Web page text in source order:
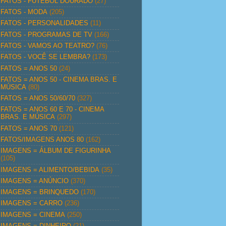
FATOS - MODA (205)
FATOS - PERSONALIDADES (11)
FATOS - PROGRAMAS DE TV (166)
FATOS - VAMOS AO TEATRO? (76)
FATOS - VOCÊ SE LEMBRA? (173)
FATOS = ANOS 50 (24)
FATOS = ANOS 50 - CINEMA BRAS. E
MÚSICA (80)
FATOS = ANOS 50/60/70 (327)
FATOS = ANOS 60 E 70 - CINEMA
BRAS. E MÚSICA (297)
FATOS = ANOS 70 (121)
FATOS/IMAGENS ANOS 80 (162)
IMAGENS = ÁLBUM DE FIGURINHA
(105)
IMAGENS = ALIMENTO/BEBIDA (35)
IMAGENS = ANÚNCIO (370)
IMAGENS = BRINQUEDO (170)
IMAGENS = CARRO (236)
IMAGENS = CINEMA (250)